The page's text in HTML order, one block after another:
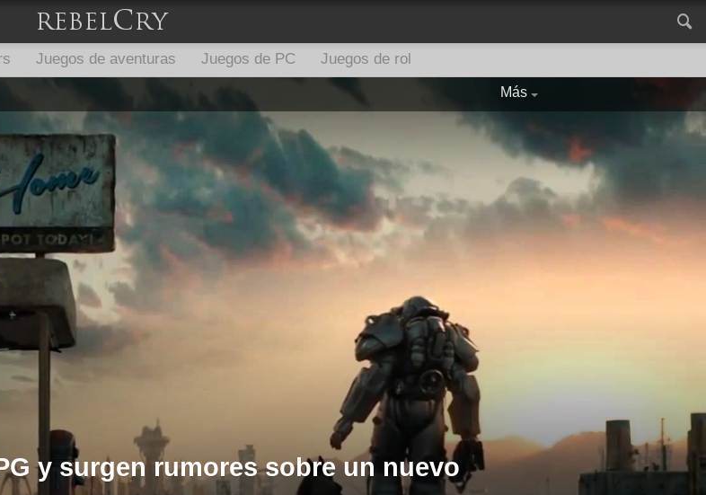
Juegos de aventuras Juegos de PC Juegos de rol
Más
y surgen rumores sobre un nuevo